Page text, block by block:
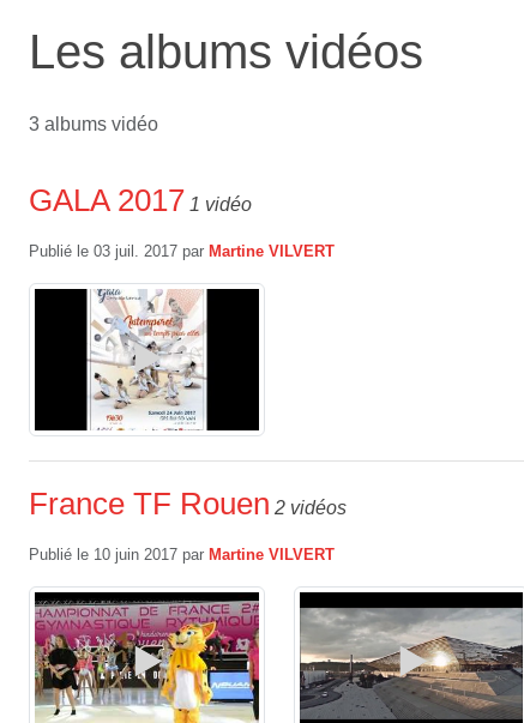
Les albums vidéos
3 albums vidéo
GALA 2017 1 vidéo
Publié le 03 juil. 2017 par Martine VILVERT
France TF Rouen 2 vidéos
Publié le 10 juin 2017 par Martine VILVERT